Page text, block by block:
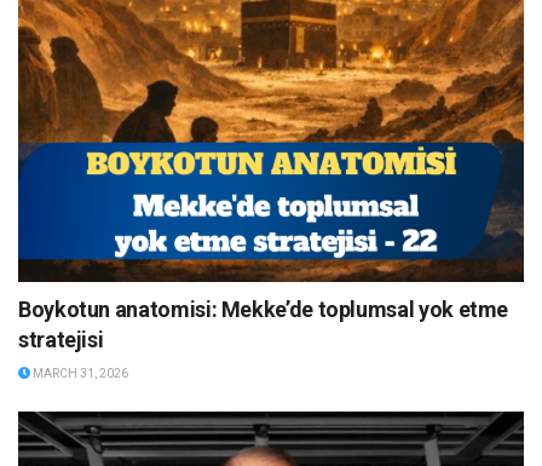
Boykotun anatomisi: Mekke’de toplumsal yok etme
stratejisi
MARCH 31, 2026